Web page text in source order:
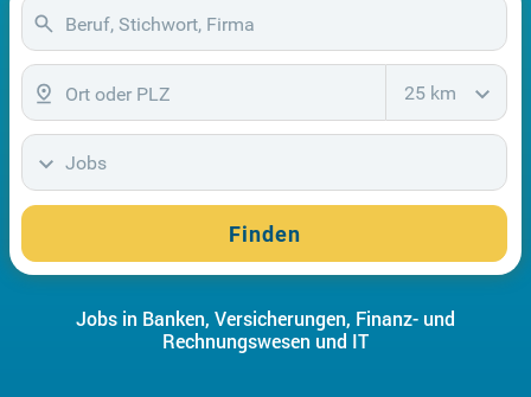
25 km
Jobs
Finden
Jobs in Banken, Versicherungen, Finanz- und
Rechnungswesen und IT